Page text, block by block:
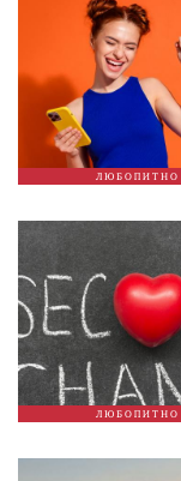
ЛЮБОПИТНО
ЛЮБОПИТНО